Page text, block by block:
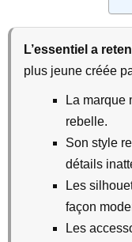
L’essentiel a
plus jeune créée
La marque
rebelle.
Son style
détails
Les
façon
Les